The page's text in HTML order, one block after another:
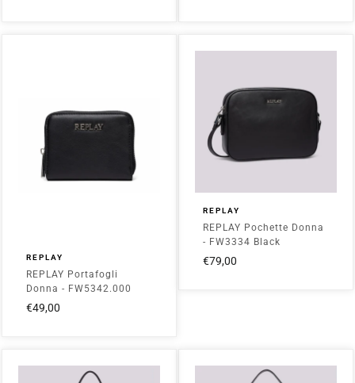
REPLAY
REPLAY Portafogli
Donna - FW5342.000
Nero
€49,00
REPLAY
REPLAY Pochette Donna
- FW3334 Black
€79,00